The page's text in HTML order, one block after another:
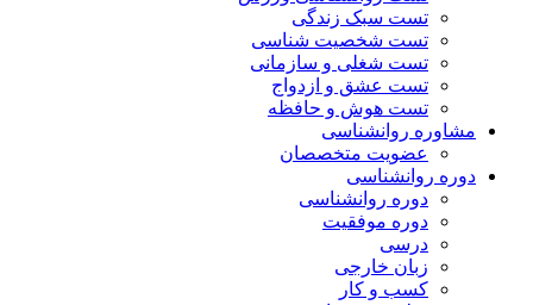
تست سبک زندگی
تست شخصیت شناسی
تست شغلی و سازمانی
تست عشق و ازدواج
تست هوش و حافظه
مشاوره روانشناسی
عضویت متخصصان
دوره روانشناسی
دوره روانشناسی
دوره موفقیت
درسی
زبان خارجی
کسب و کار